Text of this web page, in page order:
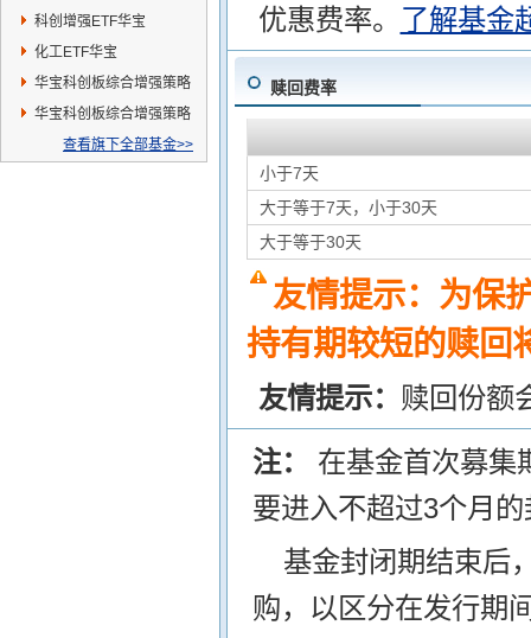
科创增强ETF华宝
化工ETF华宝
华宝科创板综合增强策略
ETF联接A
华宝科创板综合增强策略
ETF联接C
查看旗下全部基金>>
优惠费率。 了解基金
赎回费率
小于7天
大于等于7天，小于30天
大于等于30天
友情提示：为保
持有期较短的赎回
友情提示： 赎回份额
注： 在基金首次募集
要进入不超过3个月
基金封闭期结束后
购，以区分在发行期